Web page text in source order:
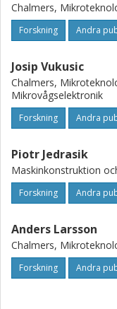
Chalmers,
Forskning Andra
Josip Vukusic
Chalmers,
Mikrovågselektronik
Forskning Andra
Piotr Jedrasik
Maskinkonstruktion
Forskning Andra
Anders Larsson
Chalmers,
Forskning Andra